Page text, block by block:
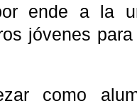
ende a la
jóvenes
como